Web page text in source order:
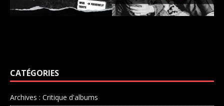
CATÉGORIES
Archives : Critique d'albums